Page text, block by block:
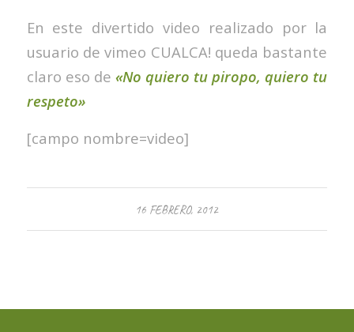
En este divertido video realizado por la
usuario de vimeo CUALCA! queda bastante
claro eso de «No quiero tu piropo, quiero tu
respeto»
[campo nombre=video]
16 FEBRERO, 2012